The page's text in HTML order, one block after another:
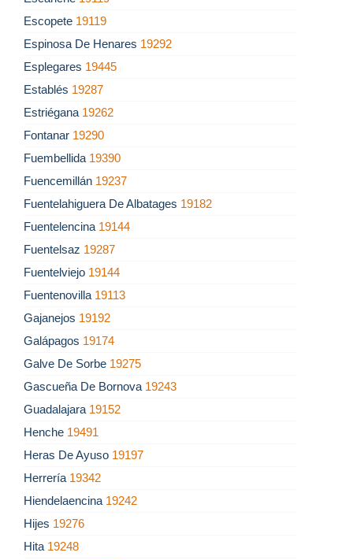
Escopete 19119
Espinosa De Henares 19292
Esplegares 19445
Establés 19287
Estriégana 19262
Fontanar 19290
Fuembellida 19390
Fuencemillán 19237
Fuentelahiguera De Albatages 19182
Fuentelencina 19144
Fuentelsaz 19287
Fuentelviejo 19144
Fuentenovilla 19113
Gajanejos 19192
Galápagos 19174
Galve De Sorbe 19275
Gascueña De Bornova 19243
Guadalajara 19152
Henche 19491
Heras De Ayuso 19197
Herrería 19342
Hiendelaencina 19242
Hijes 19276
Hita 19248